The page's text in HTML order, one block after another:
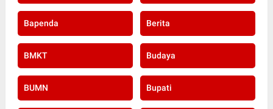
Bapenda Berita
BMKT Budaya
BUMN Bupati